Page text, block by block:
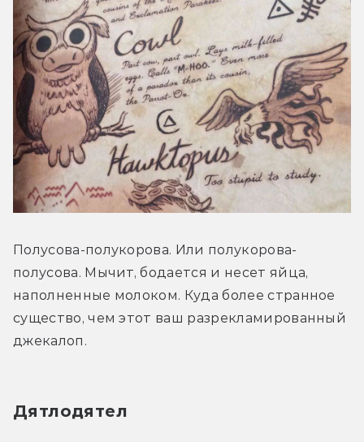
Полусова-полукорова. Или полукорова-
полусова. Мычит, бодается и несет яйца,
наполненные молоком. Куда более странное
существо, чем этот ваш разрекламированный
джекалоп.
Дятлодятел